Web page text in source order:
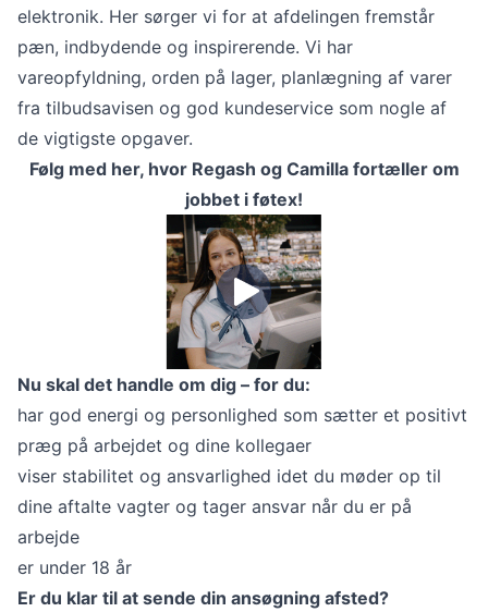
elektronik. Her sørger vi for at afdelingen fremstår
pæn, indbydende og inspirerende. Vi har
vareopfyldning, orden på lager, planlægning af varer
fra tilbudsavisen og god kundeservice som nogle af
de vigtigste opgaver.
Følg med her, hvor Regash og Camilla fortæller om
jobbet i føtex!
Nu skal det handle om dig – for du:
har god energi og personlighed som sætter et positivt
præg på arbejdet og dine kollegaer
viser stabilitet og ansvarlighed idet du møder op til
dine aftalte vagter og tager ansvar når du er på
arbejde
er under 18 år
Er du klar til at sende din ansøgning afsted?